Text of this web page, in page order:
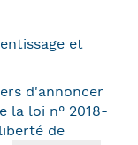
et
d'annoncer
la loi n° 2018-
de